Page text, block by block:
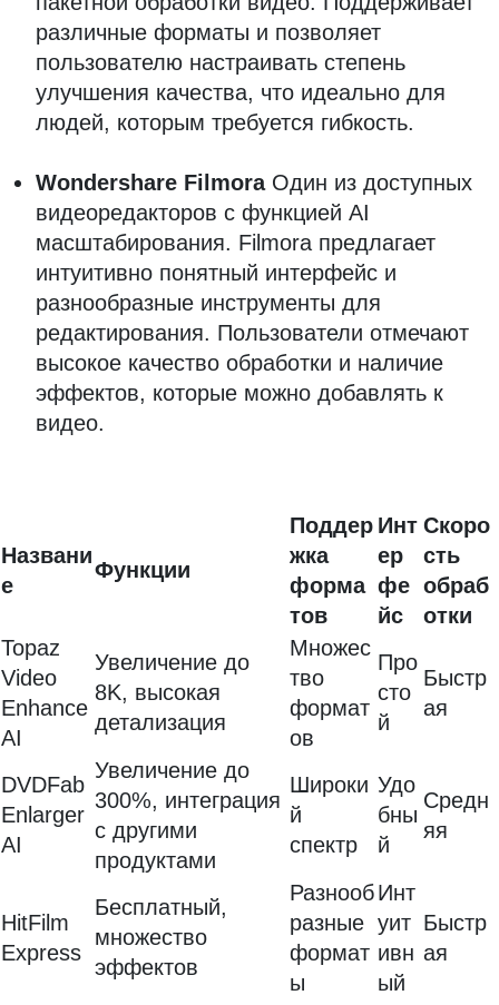
различные форматы и позволяет
пользователю настраивать степень
улучшения качества, что идеально для
людей, которым требуется гибкость.
Wondershare FilmoraОдин из доступных
видеоредакторов с функцией AI
масштабирования. Filmora предлагает
интуитивно понятный интерфейс и
разнообразные инструменты для
редактирования. Пользователи отмечают
высокое качество обработки и наличие
эффектов, которые можно добавлять к
видео.
Названи
е
Функции
Поддер
жка
форма
тов
Инт
ер
фе
йс
Скоро
сть
обраб
отки
Topaz
Video
Enhance
AI
Увеличение до
8K, высокая
детализация
Множес
тво
формат
ов
Про
сто
й
Быстр
ая
DVDFab
Enlarger
AI
Увеличение до
300%, интеграция
с другими
продуктами
Широки
й
спектр
Удо
бны
й
Средн
яя
HitFilm
Express
Бесплатный,
множество
эффектов
Разнооб
разные
формат
ы
Инт
уит
ивн
ый
Быстр
ая